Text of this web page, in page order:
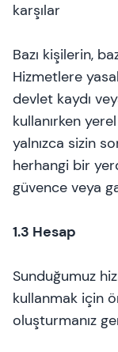
karşılar
Bazı kişilerin,
Hizmetlere
devlet kaydı
kullanırken
yalnızca sizin
herhangi bir
güvence veya
1.3 Hesap
Sunduğumuz
kullanmak için
oluşturmanız